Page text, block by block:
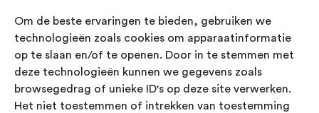
Om de beste ervaringen te bieden, gebruiken we
technologieën zoals cookies om apparaatinformatie
op te slaan en/of te openen. Door in te stemmen met
deze technologieën kunnen we gegevens zoals
browsegedrag of unieke ID's op deze site verwerken.
Het niet toestemmen of intrekken van toestemming
04-05 November / SVG FAIR Winterswijk
Bestel GRATIS kaarten
24-26 March / IAW Trade Fair - Cologne
Bestel GRATIS kaarten